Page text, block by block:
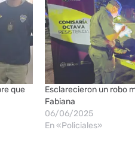
que
Esclarecieron un robo
Fabiana
06/06/2025
En «Policiales»